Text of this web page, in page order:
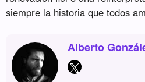
siempre la historia que todos
Alberto